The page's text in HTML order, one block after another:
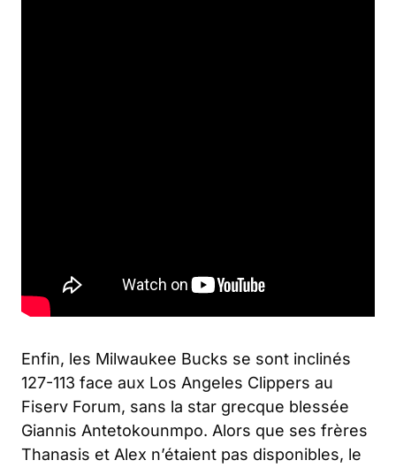
Enfin, les Milwaukee Bucks se sont inclinés
127-113 face aux Los Angeles Clippers au
Fiserv Forum, sans la star grecque blessée
Giannis Antetokounmpo. Alors que ses frères
Thanasis et Alex n’étaient pas disponibles, le